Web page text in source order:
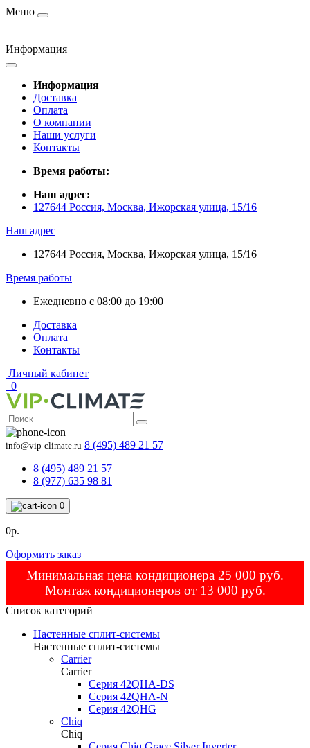
Меню
Информация
Информация
Доставка
Оплата
О компании
Наши услуги
Контакты
Время работы:
Наш адрес:
127644 Россия, Москва, Ижорская улица, 15/16
Наш адрес
127644 Россия, Москва, Ижорская улица, 15/16
Время работы
Ежедневно с 08:00 до 19:00
Доставка
Оплата
Контакты
Личный кабинет
0
info@vip-climate.ru 8 (495) 489 21 57
8 (495) 489 21 57
8 (977) 635 98 81
0
0р.
Оформить заказ
Минимальная цена кондиционера 25 000 руб.
Монтаж кондиционеров от 13 000 руб.
Список категорий
Настенные сплит-системы
Настенные сплит-системы
Carrier
Carrier
Серия 42QHA-DS
Серия 42QHA-N
Серия 42QHG
Chiq
Chiq